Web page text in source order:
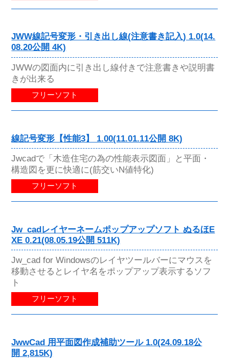
JWW線記号変形・引き出し線(注意書き記入) 1.0(14.
08.20公開 4K)
JWWの図面内に引き出し線付きで注意書きや説明書
きが出来る
フリーソフト
線記号変形【性能3】 1.00(11.01.11公開 8K)
Jwcadで「木造住宅の為の性能表示図面」と平面・
構造図を更に快適に(筋交いN値特化)
フリーソフト
Jw_cadレイヤーネームポップアップソフト ぬるほE
XE 0.21(08.05.19公開 511K)
Jw_cad for Windowsのレイヤツールバーにマウスを
移動させるとレイヤ名をポップアップ表示するソフ
ト
フリーソフト
JwwCad 用平面図作成補助ツール 1.0(24.09.18公
開 2,815K)